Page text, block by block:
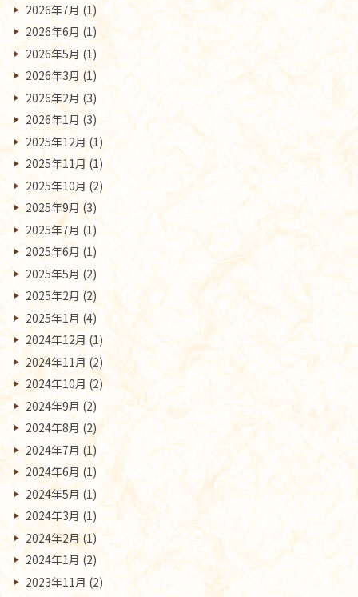
2026年7月 (1)
2026年6月 (1)
2026年5月 (1)
2026年3月 (1)
2026年2月 (3)
2026年1月 (3)
2025年12月 (1)
2025年11月 (1)
2025年10月 (2)
2025年9月 (3)
2025年7月 (1)
2025年6月 (1)
2025年5月 (2)
2025年2月 (2)
2025年1月 (4)
2024年12月 (1)
2024年11月 (2)
2024年10月 (2)
2024年9月 (2)
2024年8月 (2)
2024年7月 (1)
2024年6月 (1)
2024年5月 (1)
2024年3月 (1)
2024年2月 (1)
2024年1月 (2)
2023年11月 (2)